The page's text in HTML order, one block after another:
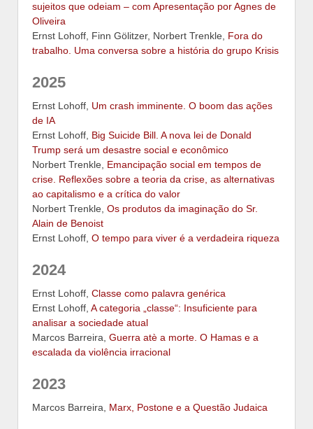
sujeitos que odeiam – com Apresentação por Agnes de
Oliveira
Ernst Lohoff, Finn Gölitzer, Norbert Trenkle, Fora do
trabalho. Uma conversa sobre a história do grupo Krisis
2025
Ernst Lohoff, Um crash imminente. O boom das ações
de IA
Ernst Lohoff, Big Suicide Bill. A nova lei de Donald
Trump será um desastre social e econômico
Norbert Trenkle, Emancipação social em tempos de
crise. Reflexões sobre a teoria da crise, as alternativas
ao capitalismo e a crítica do valor
Norbert Trenkle, Os produtos da imaginação do Sr.
Alain de Benoist
Ernst Lohoff, O tempo para viver é a verdadeira riqueza
2024
Ernst Lohoff, Classe como palavra genérica
Ernst Lohoff, A categoria „classe“: Insuficiente para
analisar a sociedade atual
Marcos Barreira, Guerra atè a morte. O Hamas e a
escalada da violência irracional
2023
Marcos Barreira, Marx, Postone e a Questão Judaica